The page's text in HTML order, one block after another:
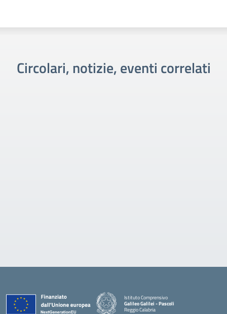
Circolari, notizie, eventi correlati
Istituto Comprensivo
Galileo Galilei - Pascoli
Reggio Calabria